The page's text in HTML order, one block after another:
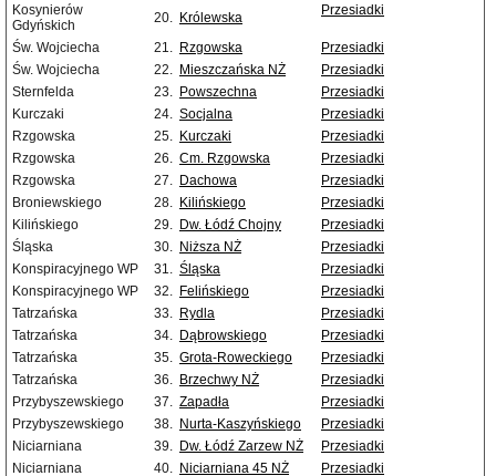
Kosynierów
Gdyńskich
20. Królewska Przesiadki
Św. Wojciecha 21. Rzgowska
Przesiadki
Św. Wojciecha
22. Mieszczańska NŻ
Przesiadki
Sternfelda
23. Powszechna
Przesiadki
Kurczaki
24. Socjalna
Przesiadki
Rzgowska
25. Kurczaki
Przesiadki
Rzgowska
26. Cm. Rzgowska
Przesiadki
Rzgowska
27. Dachowa
Przesiadki
Broniewskiego
28. Kilińskiego
Przesiadki
Kilińskiego
29. Dw. Łódź Chojny
Przesiadki
Śląska
30. Niższa NŻ
Przesiadki
Konspiracyjnego WP
31. Śląska
Przesiadki
Konspiracyjnego WP
32. Felińskiego
Przesiadki
Tatrzańska
33. Rydla
Przesiadki
Tatrzańska
34. Dąbrowskiego
Przesiadki
Tatrzańska
35. Grota-Roweckiego
Przesiadki
Tatrzańska
36. Brzechwy NŻ
Przesiadki
Przybyszewskiego
37. Zapadła
Przesiadki
Przybyszewskiego
38. Nurta-Kaszyńskiego
Przesiadki
Niciarniana
39. Dw. Łódź Zarzew NŻ
Przesiadki
Niciarniana
40. Niciarniana 45 NŻ
Przesiadki